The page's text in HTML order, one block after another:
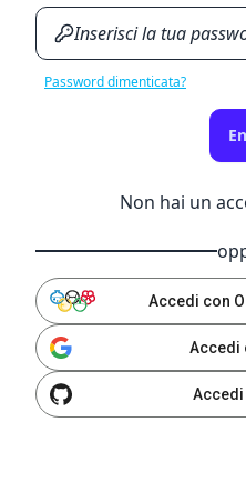
Password dimenticata?
Non hai un
Accedi con
Accedi
Accedi